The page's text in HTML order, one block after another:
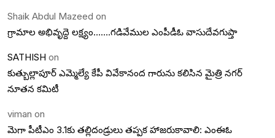
Shaik Abdul Mazeed on
గ్రామాల అభివృద్దె లక్ష్యం…….గడివేముల ఎంపీడీఓ వాసుదేవగుప్తా
SATHISH on
కుత్బుల్లాపూర్ ఎమ్మెల్యే కేపీ వివేకానంద గారును కలిసిన మైత్రి నగర్
నూతన కమిటీ
viman on
మెగా పీటీఎం 3.1కు తల్లిదండ్రులు తప్పక హాజరుకావాలి: ఎంఈఓ